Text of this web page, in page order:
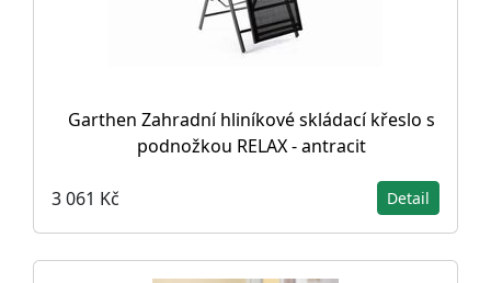
Garthen Zahradní hliníkové skládací křeslo s
podnožkou RELAX - antracit
3 061 Kč Detail